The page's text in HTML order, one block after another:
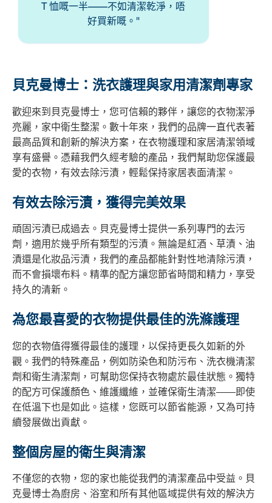
T 恤嘅一半——不如清潔乾淨，唔
好買新嘅。
貝克曼博士：洗衣護理與家用清潔劑專家
歡迎來到貝克曼博士，您可信賴的夥伴，讓您的衣物潔淨
亮麗，家中衛生整潔。數十年來，我們的品牌一直代表著
最高品質和創新的解決方案，在衣物護理和家居清潔領域
享有盛譽。憑藉我們久經考驗的產品，我們幫助您保護最
愛的衣物，有效去除污漬，輕鬆保持家居表面清潔。
有效去除污漬，獲得完美效果
頑固污漬已成過去。貝克曼博士提供一系列專門的去污
劑，適用於幾乎所有類型的污漬。無論是紅酒、草漬、油
漬還是化妝品污漬，我們的產品都能針對性地清除污漬，
而不會損壞布料。精準的配方讓您節省時間和精力，享受
持久的清新。
為您最喜愛的衣物提供最佳的洗滌護理
您的衣物值得獲得最佳的護理，以保持更長久如新的外
觀。我們的特殊產品，例如防染色和防污布、洗衣機清潔
劑和衛生清潔劑，可幫助您保持衣物處於最佳狀態。獨特
的配方可保護顏色、維護纖維，並確保衛生清潔——即使
在低溫下也是如此。這樣，您既可以節省能源，又為可持
續發展做出貢獻。
整個房屋的衛生與清潔
不僅您的衣物，您的家也能從我們的清潔產品中受益。貝
克曼博士為廚房、浴室和所有其他區域提供有效的解決方